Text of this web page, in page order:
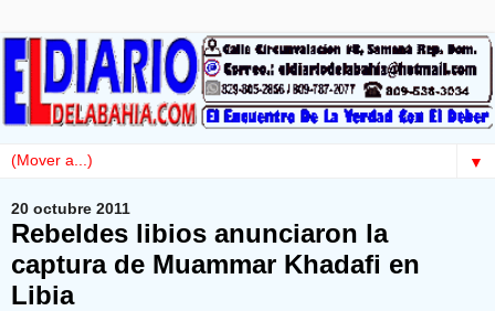
▼
20 octubre 2011
Rebeldes libios anunciaron la
captura de Muammar Khadafi en
Libia